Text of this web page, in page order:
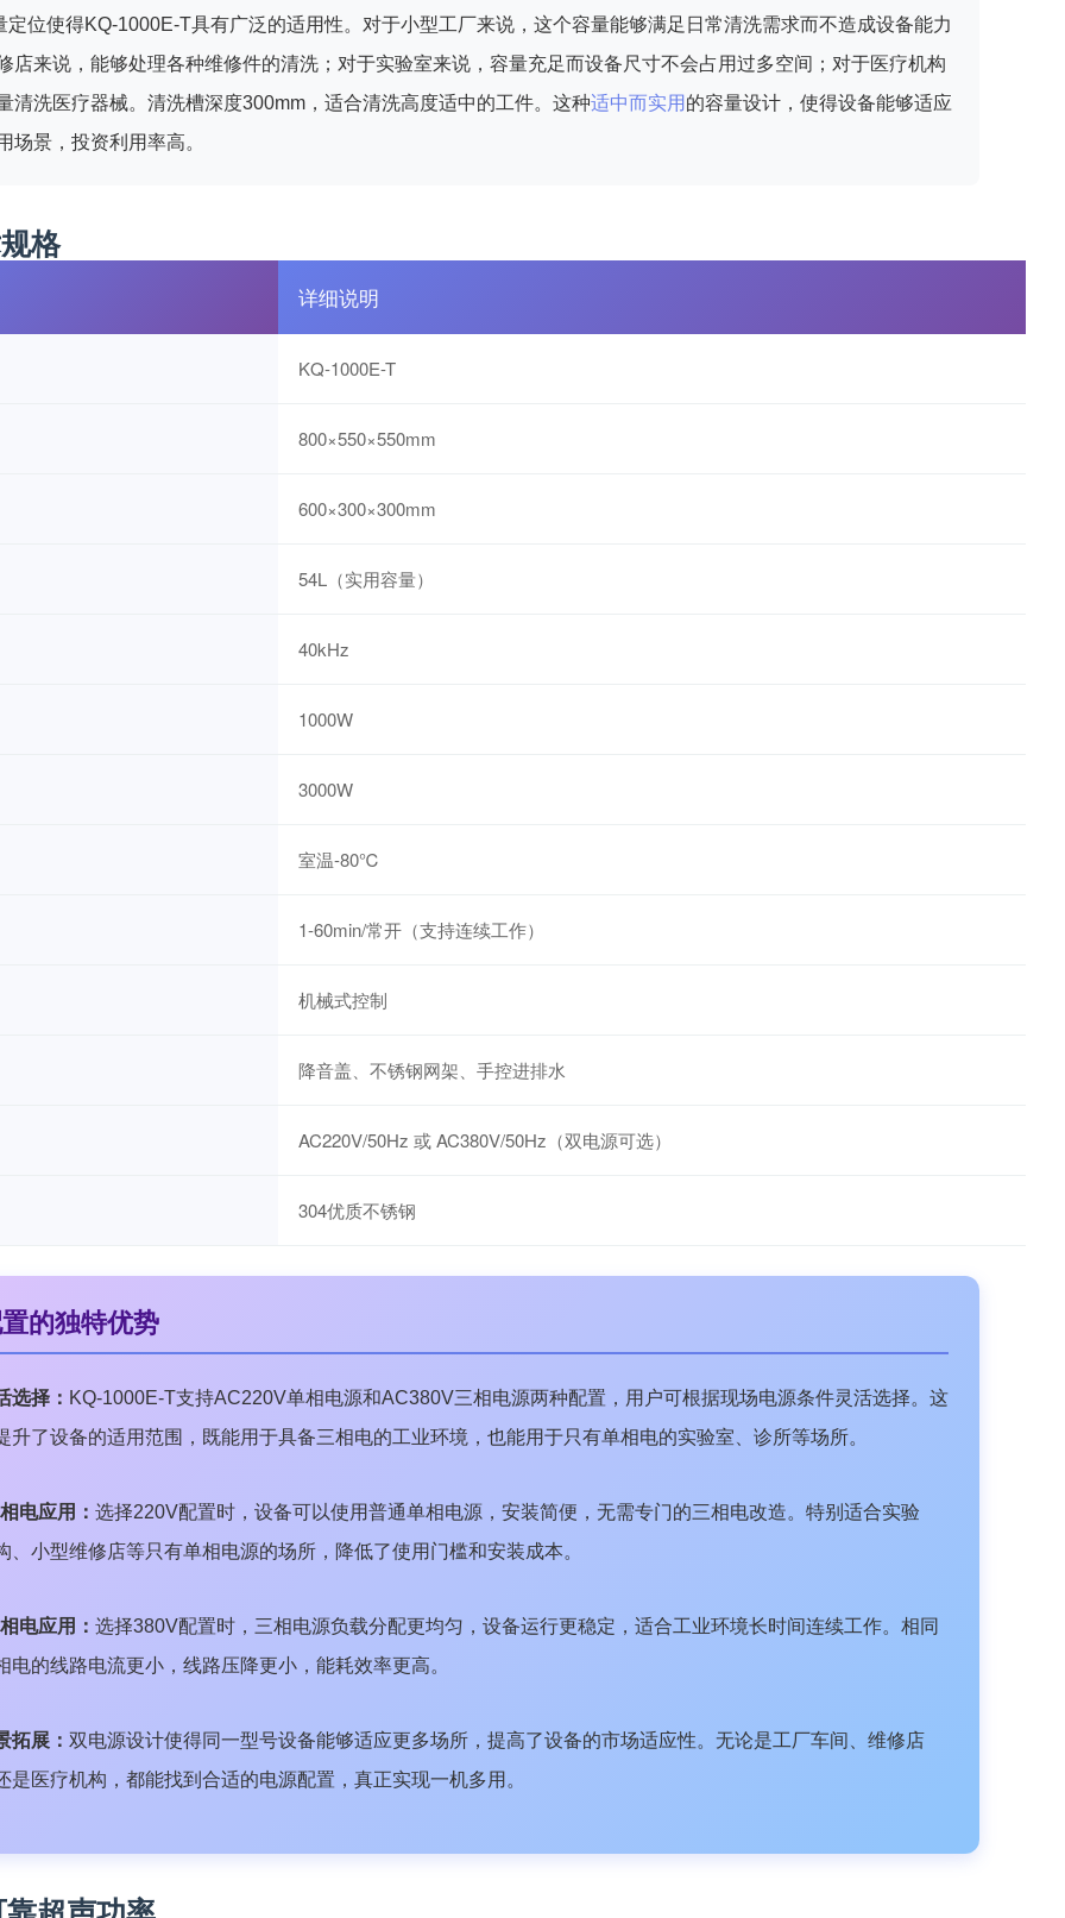
定位使得KQ-1000E-T具有广泛的适用性。对于小型工厂来说，这个容量能够满足日常清洗需求而不造成设备能力
店来说，能够处理各种维修件的清洗；对于实验室来说，容量充足而设备尺寸不会占用过多空间；对于医疗机构
清洗医疗器械。清洗槽深度300mm，适合清洗高度适中的工件。这种适中而实用 的容量设计，使得设备能够适应
场景，投资利用率高。
格
详细说明
KQ-1000E-T
800×550×550mm
600×300×300mm
54L（实用容量）
40kHz
1000W
3000W
室温-80℃
1-60min/常开（支持连续工作）
机械式控制
降音盖、不锈钢网架、手控进排水
AC220V/50Hz 或 AC380V/50Hz（双电源可选）
304优质不锈钢
的独特优势
选择： KQ-1000E-T支持AC220V单相电源和AC380V三相电源两种配置，用户可根据现场电源条件灵活选择。这
升了设备的适用范围，既能用于具备三相电的工业环境，也能用于只有单相电的实验室、诊所等场所。
电应用： 选择220V配置时，设备可以使用普通单相电源，安装简便，无需专门的三相电改造。特别适合实验
、小型维修店等只有单相电源的场所，降低了使用门槛和安装成本。
电应用： 选择380V配置时，三相电源负载分配更均匀，设备运行更稳定，适合工业环境长时间连续工作。相同
电的线路电流更小，线路压降更小，能耗效率更高。
拓展： 双电源设计使得同一型号设备能够适应更多场所，提高了设备的市场适应性。无论是工厂车间、维修店
是医疗机构，都能找到合适的电源配置，真正实现一机多用。